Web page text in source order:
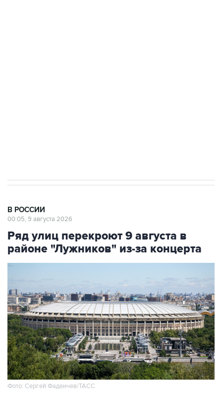
В РОССИИ
00:05, 9 августа 2026
Ряд улиц перекроют 9 августа в
районе "Лужников" из-за концерта
Фото: Сергей Фадеичев/ТАСС